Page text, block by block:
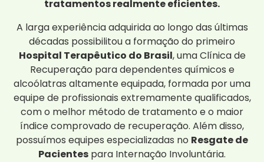
tratamentos realmente eficientes.
A larga experiência adquirida ao longo das últimas
décadas possibilitou a formação do primeiro
Hospital Terapêutico do Brasil, uma Clínica de
Recuperação para dependentes químicos e
alcoólatras altamente equipada, formada por uma
equipe de profissionais extremamente qualificados,
com o melhor método de tratamento e o maior
índice comprovado de recuperação. Além disso,
possuímos equipes especializadas no Resgate de
Pacientes para Internação Involuntária.